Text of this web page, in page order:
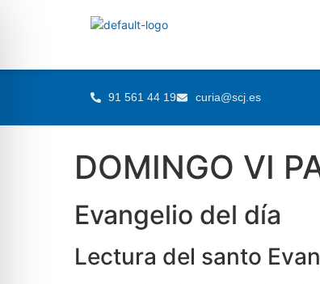
91 561 44 19 curia@scj.es
DOMINGO VI
Evangelio del día
Lectura del santo